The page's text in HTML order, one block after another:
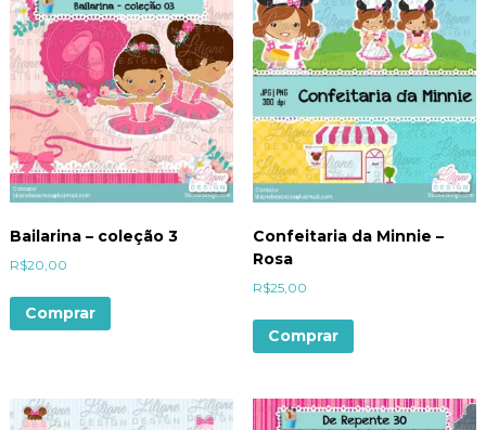
Bailarina – coleção 3
R$20,00
Comprar
Confeitaria da Minnie –
Rosa
R$25,00
Comprar